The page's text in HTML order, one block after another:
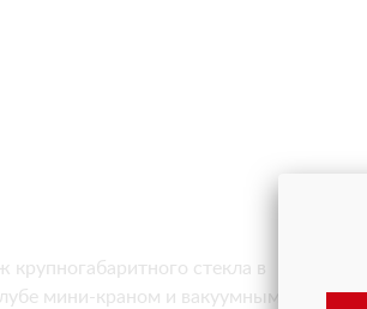
крупногабаритного стекла в
мини-краном и вакуумным захватом